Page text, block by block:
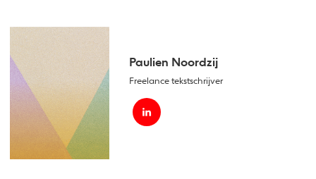
Paulien Noordzij
Freelance tekstschrijver